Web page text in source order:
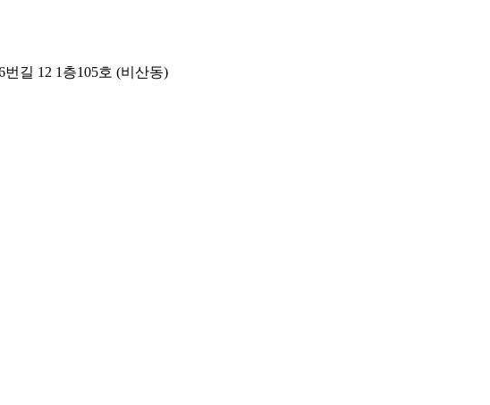
길 12 1층105호 (비산동)